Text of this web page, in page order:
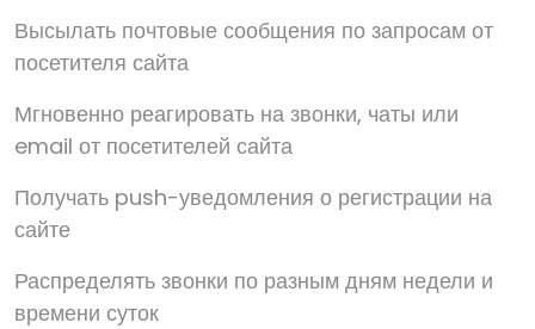
Высылать почтовые сообщения по запросам от
посетителя сайта
Мгновенно реагировать на звонки, чаты или
email от посетителей сайта
Получать push-уведомления о регистрации на
сайте
Распределять звонки по разным дням недели и
времени суток